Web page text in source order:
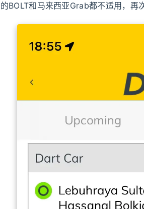
的BOLT和马来西亚Grab都不适用，再